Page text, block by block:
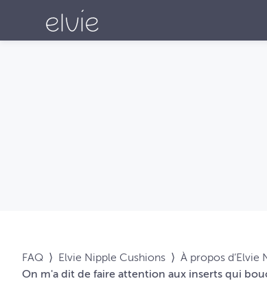
FAQ ⟩ Elvie Nipple Cushions ⟩ À propos d’Elvie
On m'a dit de faire attention aux inserts qui